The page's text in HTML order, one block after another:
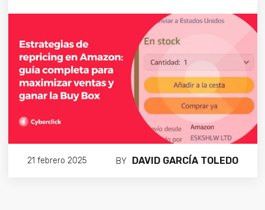
21 febrero 2025 BY DAVID GARCÍA TOLEDO